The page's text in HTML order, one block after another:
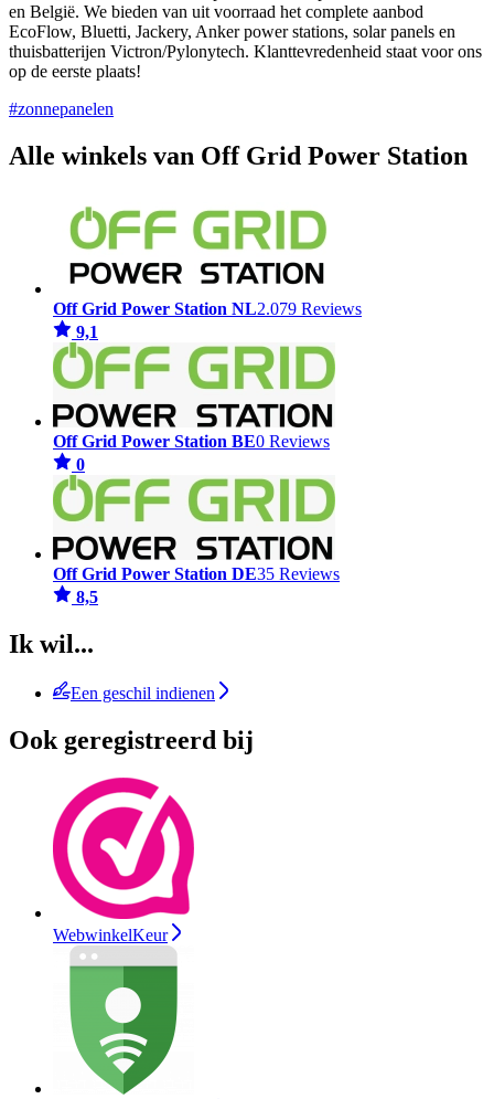
en België. We bieden van uit voorraad het complete aanbod
EcoFlow, Bluetti, Jackery, Anker power stations, solar panels en
thuisbatterijen Victron/Pylonytech. Klanttevredenheid staat voor ons
op de eerste plaats!
#zonnepanelen
Alle winkels van Off Grid Power Station
Off Grid Power Station NL2.079 Reviews
9,1
Off Grid Power Station BE0 Reviews
0
Off Grid Power Station DE35 Reviews
8,5
Ik wil...
Een geschil indienen
Ook geregistreerd bij
WebwinkelKeur